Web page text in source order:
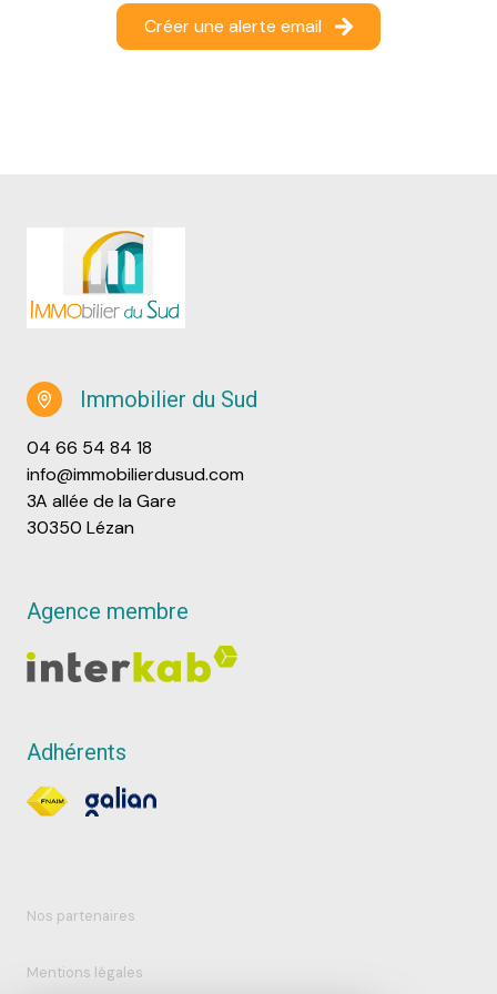
Créer une alerte email
Immobilier du Sud
04 66 54 84 18
info@immobilierdusud.com
3A allée de la Gare
30350 Lézan
Agence membre
Adhérents
Nos partenaires
Mentions légales